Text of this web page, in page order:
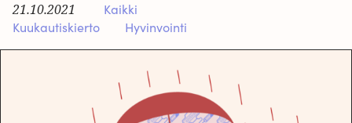
21.10.2021
Kaikki
Kuukautiskierto
Hyvinvointi